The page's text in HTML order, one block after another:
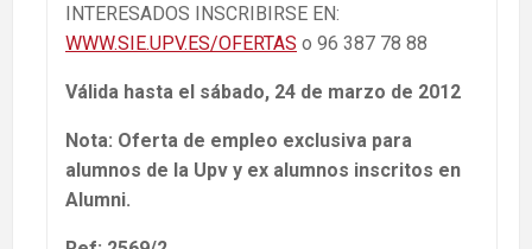
INTERESADOS INSCRIBIRSE EN:
WWW.SIE.UPV.ES/OFERTAS o 96 387 78 88
Válida hasta el sábado, 24 de marzo de 2012
Nota: Oferta de empleo exclusiva para
alumnos de la Upv y ex alumnos inscritos en
Alumni.